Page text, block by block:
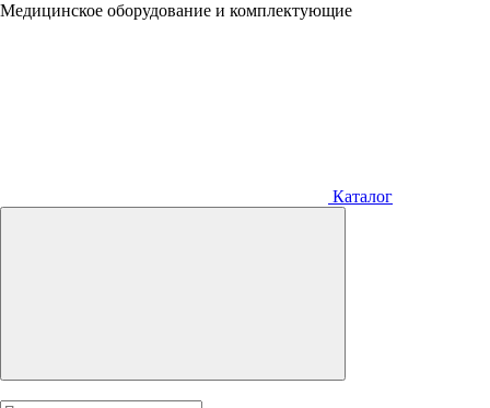
Медицинское оборудование и комплектующие
Каталог